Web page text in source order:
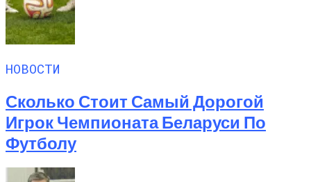
НОВОСТИ
Сколько Стоит Самый Дорогой
Игрок Чемпионата Беларуси По
Футболу